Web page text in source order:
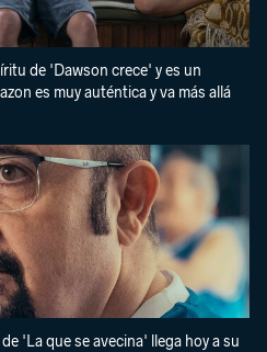
de 'Dawson crece' y es un
es muy auténtica y va más allá
'La que se avecina' llega hoy a su